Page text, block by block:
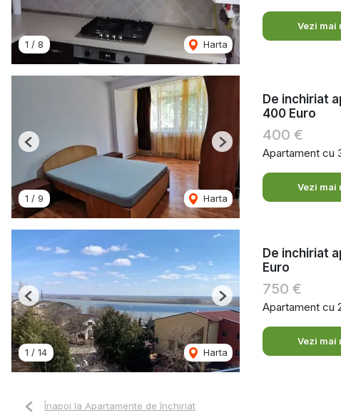
1 / 8 Harta
Vezi mai
1 / 9 Harta
Previous Next
De inchiriat
400 Euro
400 €
Apartament cu
Vezi mai
1 / 14 Harta
Previous Next
De inchiriat
Euro
750 €
Apartament cu
Vezi mai
Înapoi la Apartamente de închiriat